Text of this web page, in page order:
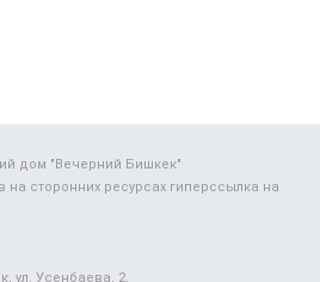
дом "Вечерний Бишкек"
сторонних ресурсах гиперссылка на
ул. Усенбаева, 2.